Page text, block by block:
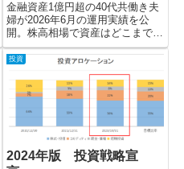
金融資産1億円超の40代共働き夫
婦が2026年6月の運用実績を公
開。株高相場で資産はどこまで増
えたのか？オルカン、S&P500、
高配当株、FXスワップの最新成
績と今後の投資戦略を解説しま
す。
投資
2024年版 投資戦略宣